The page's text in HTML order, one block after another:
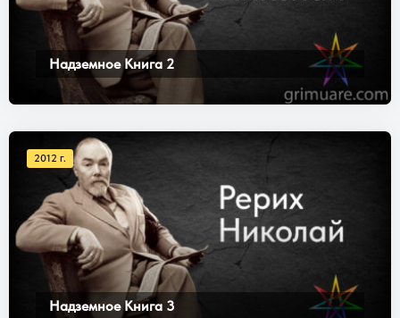
Надземное Книга 2
2012 г.
Надземное Книга 3